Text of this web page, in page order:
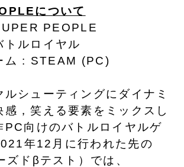
について
PEOPLE
トルロイヤル
ム : STEAM (PC)
シューティングにダイナミ
感，笑える要素をミックスし
PC向けのバトルロイヤルゲ
年12月に行われた先の
ズドβテスト）では、